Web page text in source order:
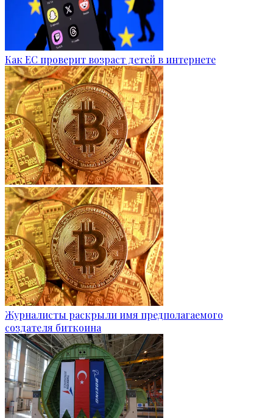
Как ЕС проверит возраст детей в интернете
Журналисты раскрыли имя предполагаемого
создателя биткоина